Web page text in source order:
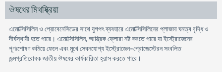
ঔষধের মিথষ্ক্রিয়া
এমোক্সিসিলিন ও প্রোবেনেসিডের সাথে যুগপৎ ব্যবহারে এমোক্সিসিলিনের প্লাজমা ঘনত্ব বৃদ্ধি ও
দীর্ঘস্থায়ী হতে পারে। এমোক্সিসিলিন, আন্ত্রিক ফ্লোরা নষ্ট করতে পারে যা ইস্ট্রোজেনের
পূণঃশোষণ কমিয়ে ফেলে এবং মুখে সেবনযোগ্য ইস্ট্রোজেন-প্রোজেস্টেরন সংবলিত
জন্মপ্রতিরোধক জাতীয় ঔষধের কার্যকারিতা হ্রাস করতে পারে।